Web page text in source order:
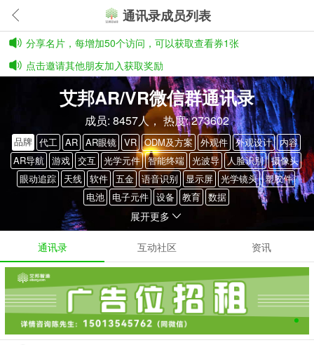
通讯录成员列表
分享名片，每增加50个访问，可以获取查看券1张
点击邀请其他朋友加入获取奖励
艾邦AR/VR微信群通讯录
成员: 8457人， 热度: 273602
品牌 代工 AR AR眼镜 VR ODM及方案 外观件 外观设计 内容
AR导航 游戏 交互 光学元件 智能终端 光波导 人脸识别 摄像头
眼动追踪
天线 软件 五金 语音识别 显示屏 光学镜头 塑胶件
电池
电子元件 设备 教育 数据
展开更多
通讯录 互动社区 资讯